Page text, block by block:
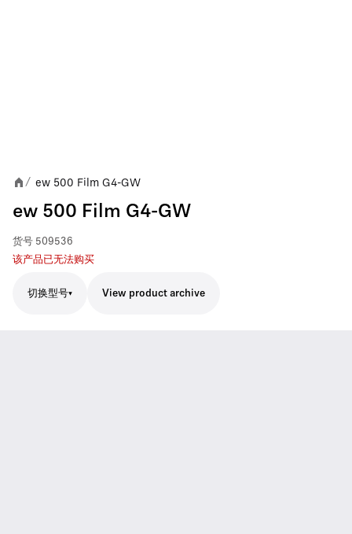
/ ew 500 Film G4-GW
ew 500 Film G4-GW
货号 509536
该产品已无法购买
切换型号 View product archive